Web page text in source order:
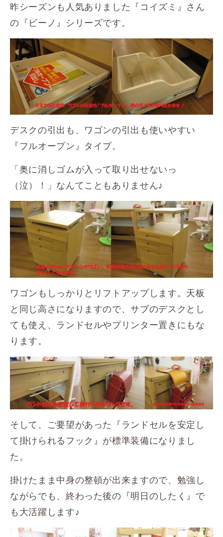
昨シーズンも人気ありました『コイズミ』さん
の『ビーノ』シリーズです。
デスクの引出も、ワゴンの引出も使いやすい
『フルオープン』タイプ。
「奥に消しゴムが入って取り出せないっ
（泣）！」なんてこともありません♪
ワゴンもしっかりとリフトアップします。天板
と同じ高さになりますので、サブのデスクとし
ても使え、ランドセルやプリンター置きにもな
ります。
そして、ご要望があった『ランドセルを安定し
て掛けられるフック』が標準装備になりまし
た。
掛けたまま中身の整頓が出来ますので、勉強し
ながらでも、終わった後の『明日のしたく』で
も大活躍します♪